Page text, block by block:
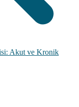
Akut ve Kronik